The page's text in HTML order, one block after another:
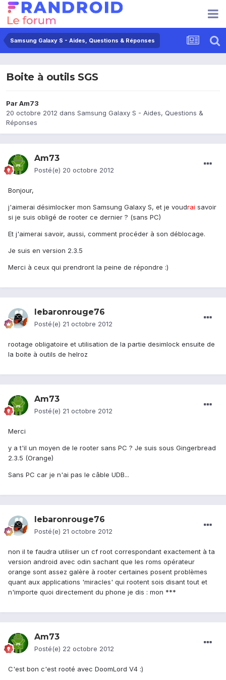
Samsung Galaxy S - Aides, Questions & Réponses
Boite à outils SGS
ParAm73
20 octobre 2012 dans Samsung Galaxy S - Aides, Questions &
Réponses
Am73
Posté(e) 20 octobre 2012
Bonjour,
j'aimerai désimlocker mon Samsung Galaxy S, et je voudrai savoir
si je suis obligé de rooter ce dernier ? (sans PC)
Et j'aimerai savoir, aussi, comment procéder à son déblocage.
Je suis en version 2.3.5
Merci à ceux qui prendront la peine de répondre :)
lebaronrouge76
Posté(e) 21 octobre 2012
rootage obligatoire et utilisation de la partie desimlock ensuite de
la boite à outils de helroz
Am73
Posté(e) 21 octobre 2012
Merci
y a t'il un moyen de le rooter sans PC ? Je suis sous Gingerbread
2.3.5 (Orange)
Sans PC car je n'ai pas le câble UDB...
lebaronrouge76
Posté(e) 21 octobre 2012
non il te faudra utiliser un cf root correspondant exactement à ta
version android avec odin sachant que les roms opérateur
orange sont assez galère à rooter certaines posent problèmes
quant aux applications 'miracles' qui rootent sois disant tout et
n'importe quoi directement du phone je dis : mon ***
Am73
Posté(e) 22 octobre 2012
C'est bon c'est rooté avec DoomLord V4 :)